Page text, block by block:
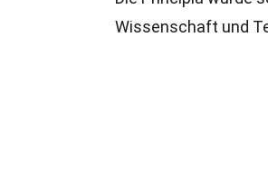
Wissenschaft und